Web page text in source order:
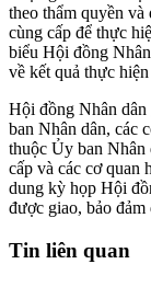
theo thẩm quyền
cùng cấp để thực
biểu Hội đồng
về kết quả thực
Hội đồng Nhân
ban Nhân dân, các
thuộc Ủy ban
cấp và các cơ quan
dung kỳ họp Hội
được giao, bảo
Tin liên quan